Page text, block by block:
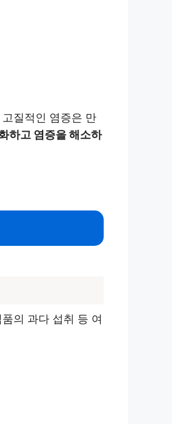
질적인 염증은 만
하고 염증을 해소하
의 과다 섭취 등 여